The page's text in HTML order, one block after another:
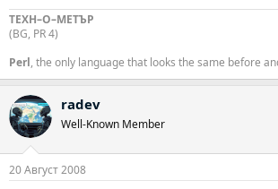
ТЕХН–О–МЕТЪР
(BG, PR 4)
Perl, the only language that looks the same before
radev
Well-Known Member
20 Август 2008